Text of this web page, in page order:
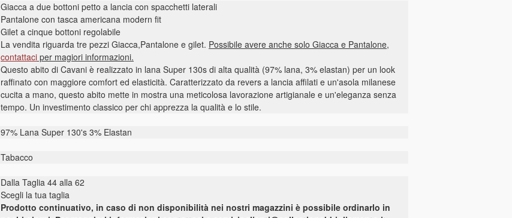
Giacca a due bottoni petto a lancia con spacchetti laterali
Pantalone con tasca americana modern fit
Gilet a cinque bottoni regolabile
La vendita riguarda tre pezzi Giacca,Pantalone e gilet. Possibile avere anche solo Giacca e Pantalone,
contattaci per magiori informazioni.
Questo abito di Cavani è realizzato in lana Super 130s di alta qualità (97% lana, 3% elastan) per un look
raffinato con maggiore comfort ed elasticità. Caratterizzato da revers a lancia affilati e un'asola milanese
cucita a mano, questo abito mette in mostra una meticolosa lavorazione artigianale e un'eleganza senza
tempo. Un investimento classico per chi apprezza la qualità e lo stile.
97% Lana Super 130's 3% Elastan
Tabacco
Dalla Taglia 44 alla 62
Scegli la tua taglia
Prodotto continuativo, in caso di non disponibilità nei nostri magazzini è possibile ordinarlo in